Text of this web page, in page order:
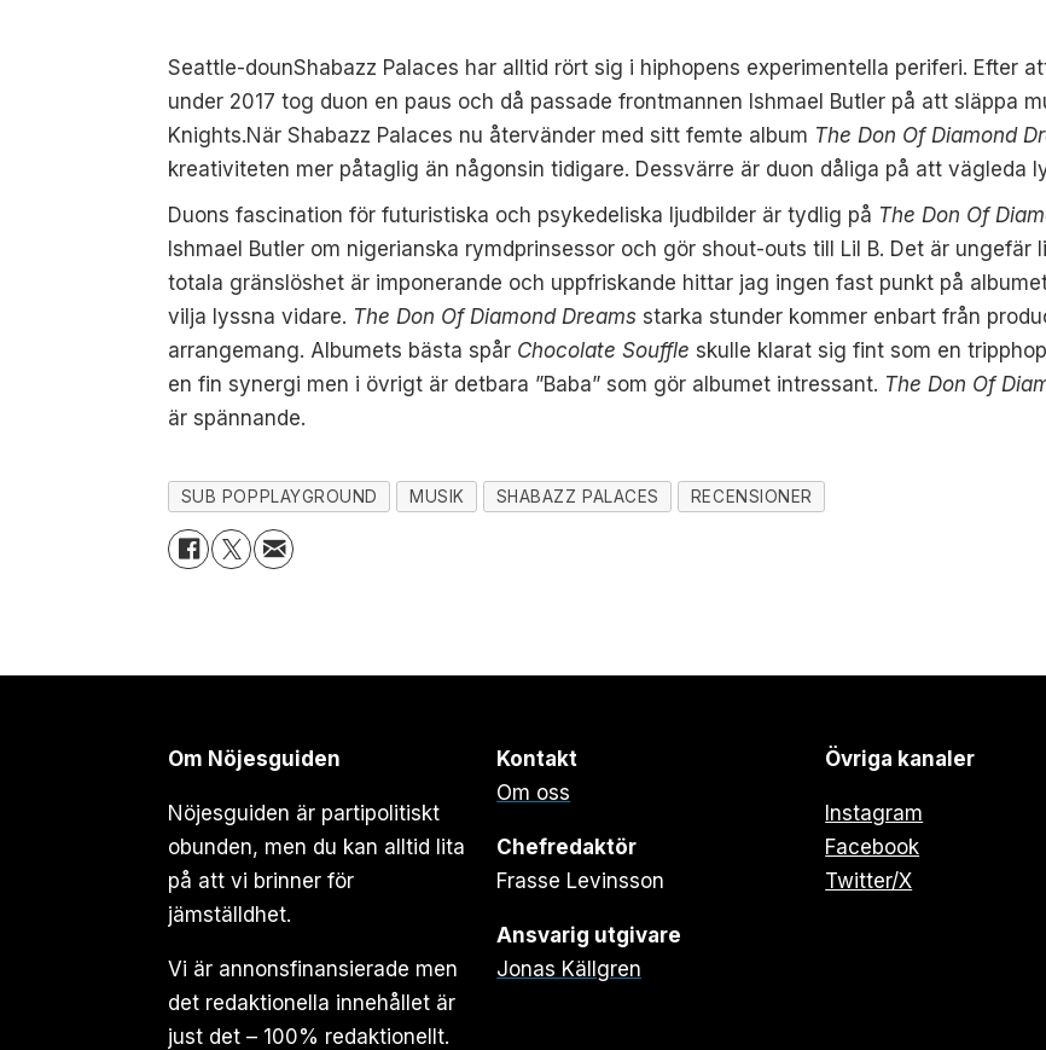
Seattle-dounShabazz Palaces har alltid rört sig i hiphopens experimentella periferi. Efter
under 2017 tog duon en paus och då passade frontmannen Ishmael Butler på att släppa
Knights.NärShabazz Palaces nu återvänder med sittfemte album The Don OfDiamond
kreativiteten mer påtaglig än någonsin tidigare. Dessvärre är duon dåliga på att vägleda
Duons fascination för futuristiska och psykedeliska ljudbilder är tydlig på The Don Of
Ishmael Butler om nigerianska rymdprinsessor och görshout-outs till Lil B. Det är ungefär
totala gränslöshet är imponerande och uppfriskande hittar jag ingen fast punkt på
vilja lyssna vidare. The Don OfDiamond Dreams starka stunder kommer enbart från
arrangemang. Albumets bästa spår ChocolateSouffle skulle klarat sig fint som en
en fin synergi men i övrigt är detbara ”Baba” som gör albumet intressant. The Don Of
ärspännande.
SUB POPPLAYGROUND MUSIK SHABAZZ PALACES RECENSIONER
Om Nöjesguiden
Nöjesguiden är partipolitiskt
obunden, men du kan alltid lita
på att vi brinner för
jämställdhet.
Vi är annonsfinansierade men
det redaktionella innehållet är
just det – 100% redaktionellt.
Kontakt
Om oss
Chefredaktör
Frasse Levinsson
Ansvarig utgivare
Jonas Källgren
Övriga kanaler
Instagram
Facebook
Twitter/X